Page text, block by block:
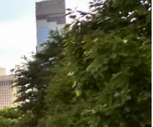
kugusa au kutelezesha